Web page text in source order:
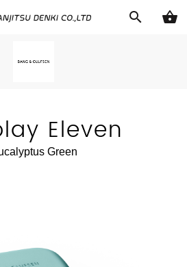
search shopping_basket
Eleven
Green